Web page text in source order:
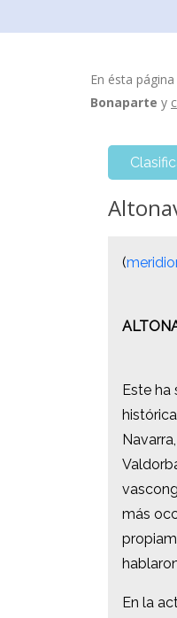
En ésta
Bonaparte y
(
Este ha
más
En la
(
Este ha
más
En la